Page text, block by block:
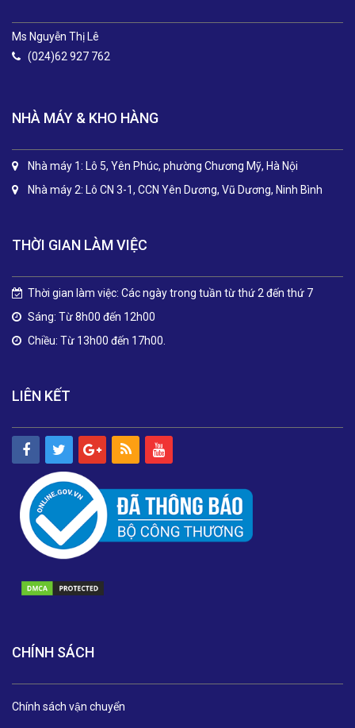
Ms Nguyễn Thị Lê
(024)62 927 762
NHÀ MÁY & KHO HÀNG
Nhà máy 1: Lô 5, Yên Phúc, phường Chương Mỹ, Hà Nội
Nhà máy 2: Lô CN 3-1, CCN Yên Dương, Vũ Dương, Ninh Bình
THỜI GIAN LÀM VIỆC
Thời gian làm việc: Các ngày trong tuần từ thứ 2 đến thứ 7
Sáng: Từ 8h00 đến 12h00
Chiều: Từ 13h00 đến 17h00.
LIÊN KẾT
CHÍNH SÁCH
Chính sách vận chuyển